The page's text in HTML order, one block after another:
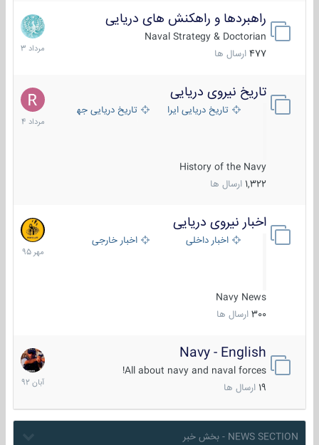
راهبردها و راهکنش های دریایی
Naval Strategy & Doctorian
477 ارسال ها
2
مرداد
1403
تاریخ نیروی دریایی
تاریخ دریایی ایران تاریخ دریایی جهان
History of the Navy
1,322 ارسال ها
16
مرداد
1404
اخبار نیروی دریایی
اخبار داخلی اخبار خارجی
Navy News
300 ارسال ها
27
مهر
1395
Navy - English
All about navy and naval forces!
ارسال ها
22
آبان
1392
NEWS SECTION - بخش خبر